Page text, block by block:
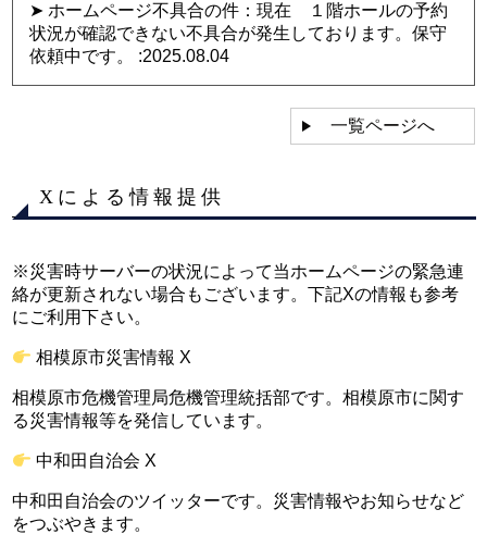
➤ ホームページ不具合の件：現在 １階ホールの予約
状況が確認できない不具合が発生しております。保守
依頼中です。
:2025.08.04
一覧ページへ
Xによる情報提供
※災害時サーバーの状況によって当ホームページの緊急連
絡が更新されない場合もございます。下記Xの情報も参考
にご利用下さい。
相模原市災害情報 X
相模原市危機管理局危機管理統括部です。相模原市に関す
る災害情報等を発信しています。
中和田自治会 X
中和田自治会のツイッターです。災害情報やお知らせなど
をつぶやきます。